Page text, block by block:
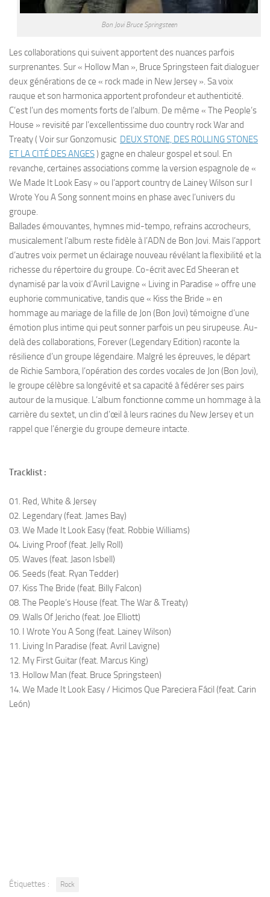
Bon Jovi Bruce Springsteen
Les collaborations qui suivent apportent des nuances parfois
surprenantes. Sur « Hollow Man », Bruce Springsteen fait dialoguer
deux générations de ce « rock made in New Jersey ». Sa voix
rauque et son harmonica apportent profondeur et authenticité.
C’est l’un des moments forts de l’album. De même « The People’s
House » revisité par l’excellentissime duo country rock War and
Treaty ( Voir sur Gonzomusic DEUX STONE, DES ROLLING STONES
ET LA CITÉ DES ANGES ) gagne en chaleur gospel et soul. En
revanche, certaines associations comme la version espagnole de «
We Made It Look Easy » ou l’apport country de Lainey Wilson sur I
Wrote You A Song sonnent moins en phase avec l’univers du
groupe.
Ballades émouvantes, hymnes mid-tempo, refrains accrocheurs,
musicalement l’album reste fidèle à l’ADN de Bon Jovi. Mais l’apport
d’autres voix permet un éclairage nouveau révélant la flexibilité et la
richesse du répertoire du groupe. Co-écrit avec Ed Sheeran et
dynamisé par la voix d’Avril Lavigne « Living in Paradise » offre une
euphorie communicative, tandis que « Kiss the Bride » en
hommage au mariage de la fille de Jon (Bon Jovi) témoigne d’une
émotion plus intime qui peut sonner parfois un peu sirupeuse. Au-
delà des collaborations, Forever (Legendary Edition) raconte la
résilience d’un groupe légendaire. Malgré les épreuves, le départ
de Richie Sambora, l’opération des cordes vocales de Jon (Bon Jovi),
le groupe célèbre sa longévité et sa capacité à fédérer ses pairs
autour de la musique. L’album fonctionne comme un hommage à la
carrière du sextet, un clin d’œil à leurs racines du New Jersey et un
rappel que l’énergie du groupe demeure intacte.
Tracklist :
01. Red, White & Jersey
02. Legendary (feat. James Bay)
03. We Made It Look Easy (feat. Robbie Williams)
04. Living Proof (feat. Jelly Roll)
05. Waves (feat. Jason Isbell)
06. Seeds (feat. Ryan Tedder)
07. Kiss The Bride (feat. Billy Falcon)
08. The People’s House (feat. The War & Treaty)
09. Walls Of Jericho (feat. Joe Elliott)
10. I Wrote You A Song (feat. Lainey Wilson)
11. Living In Paradise (feat. Avril Lavigne)
12. My First Guitar (feat. Marcus King)
13. Hollow Man (feat. Bruce Springsteen)
14. We Made It Look Easy / Hicimos Que Pareciera Fácil (feat. Carin
León)
Étiquettes : Rock